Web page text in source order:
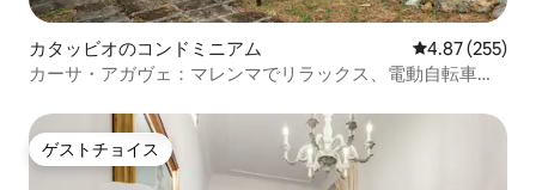
カタッビオのコンドミニアム レビュー255
4.87 (255)
カーサ・アガヴェ：マレンマでリラックス、電動自転車、
ゲストチョイス
ゲストチョイス